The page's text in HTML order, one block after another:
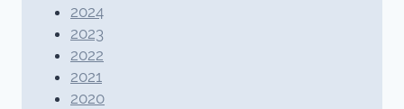
2024
2023
2022
2021
2020